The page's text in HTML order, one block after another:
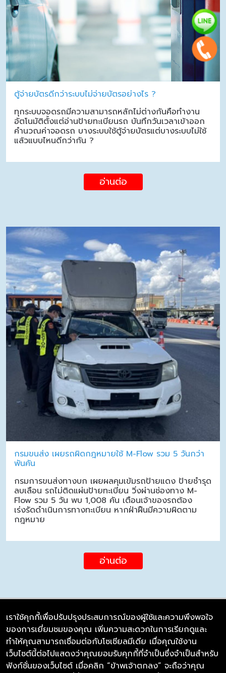
ตู้จ่ายบัตรดีกว่าระบบไม่จ่ายบัตรอย่างไร ?
ทุกระบบจอดรถมีความสามารถหลักไม่ต่างกันคือทำงาน
อัตโนมัติตั้งแต่อ่านป้ายทะเบียนรถ บันทึกวันเวลาเข้าออก
คำนวณค่าจอดรถ บางระบบใช้ตู้จ่ายบัตรแต่บางระบบไม่ใช้
แล้วแบบไหนดีกว่ากัน ?
อ่านต่อ
กรมขนส่ง เผยรถผิดกฎหมายใช้ M-Flow รวม 5 วันกว่า
พันคัน
กรมการขนส่งทางบก เผยผลคุมเข้มรถป้ายแดง ป้ายชำรุด
ลบเลือน รถไม่ติดแผ่นป้ายทะเบียน วิ่งผ่านช่องทาง M-
Flow รวม 5 วัน พบ 1,008 คัน เตือนเจ้าของรถต้อง
เร่งรัดดำเนินการทางทะเบียน หากฝ่าฝืนมีความผิดตาม
กฎหมาย
อ่านต่อ
บริษัท ซิมลิงค์ จำกัด
98/226 Bangrakyai-Baanmai Road,
Bangyai, Nonthaburi 11140
เราใช้คุกกี้เพื่อปรับปรุงประสบการณ์ของผู้ใช้และความพึงพอใจ
ของการเยี่ยมชมของคุณ เพิ่มความสะดวกในการเรียกดูและ
ทำให้คุณสามารถเชื่อมต่อกับโซเชียลมีเดีย เมื่อคุณใช้งาน
เว็บไซต์นี้ต่อไปแสดงว่าคุณยอมรับคุกกี้ที่จำเป็นซึ่งจำเป็นสำหรับ
ฟังก์ชั่นของเว็บไซต์ เมื่อคลิก “ข้าพเจ้าตกลง” จะถือว่าคุณ